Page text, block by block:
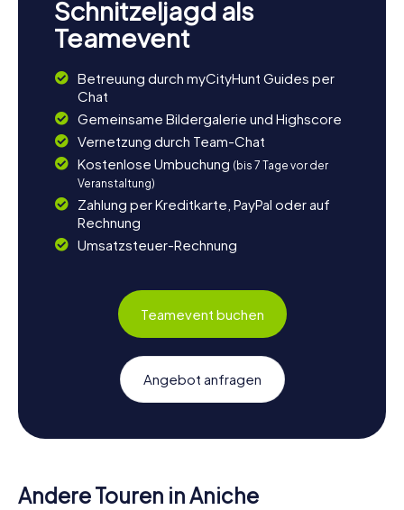
Schnitzeljagd als
Teamevent
Betreuung durch myCityHunt Guides per
Chat
Gemeinsame Bildergalerie und Highscore
Vernetzung durch Team-Chat
Kostenlose Umbuchung (bis 7 Tage vor der
Veranstaltung)
Zahlung per Kreditkarte, PayPal oder auf
Rechnung
Umsatzsteuer-Rechnung
Teamevent buchen
Angebot anfragen
Andere Touren in Aniche